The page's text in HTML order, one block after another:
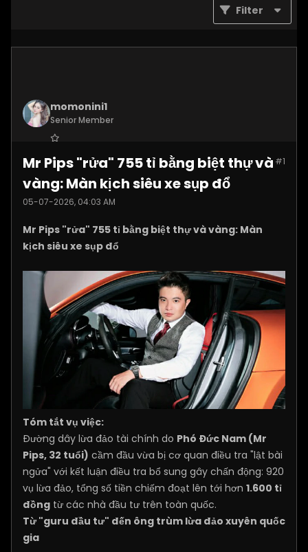
Filter
momonini1
Senior Member
Posts:
5399 #1
Mr Pips "rửa" 755 tỉ bằng biệt thự và
vàng: Màn kịch siêu xe sụp đổ
05-07-2026, 04:03 AM
Mr Pips "rửa" 755 tỉ bằng biệt thự và vàng: Màn
kịch siêu xe sụp đổ
Tóm tắt vụ việc:
Đường dây lừa đảo tài chính do Phó Đức Nam (Mr
Pips, 32 tuổi) cầm đầu vừa bị cơ quan điều tra "lật bài
ngửa" với kết luận điều tra bổ sung gây chấn động: 920
vụ lừa đảo, tổng số tiền chiếm đoạt lên tới hơn 1.600 tỉ
đồng từ các nhà đầu tư trên toàn quốc.
Từ "guru đầu tư" đến ông trùm lừa đảo xuyên quốc
gia